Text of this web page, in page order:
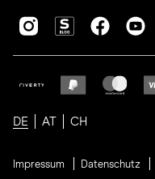
DE AT CH
Impressum Datenschutz